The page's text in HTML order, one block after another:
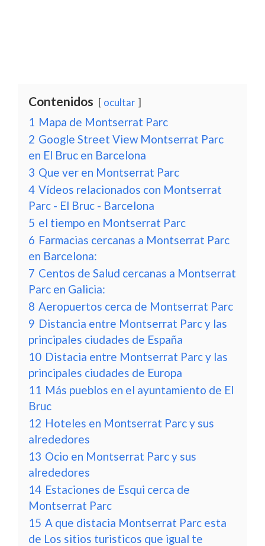
Contenidos ocultar
1 Mapa de Montserrat Parc
2 Google Street View Montserrat Parc
en El Bruc en Barcelona
3 Que ver en Montserrat Parc
4 Vídeos relacionados con Montserrat
Parc - El Bruc - Barcelona
5 el tiempo en Montserrat Parc
6 Farmacias cercanas a Montserrat Parc
en Barcelona:
7 Centos de Salud cercanas a Montserrat
Parc en Galicia:
8 Aeropuertos cerca de Montserrat Parc
9 Distancia entre Montserrat Parc y las
principales ciudades de España
10 Distacia entre Montserrat Parc y las
principales ciudades de Europa
11 Más pueblos en el ayuntamiento de El
Bruc
12 Hoteles en Montserrat Parc y sus
alrededores
13 Ocio en Montserrat Parc y sus
alrededores
14 Estaciones de Esqui cerca de
Montserrat Parc
15 A que distacia Montserrat Parc esta
de Los sitios turisticos que igual te